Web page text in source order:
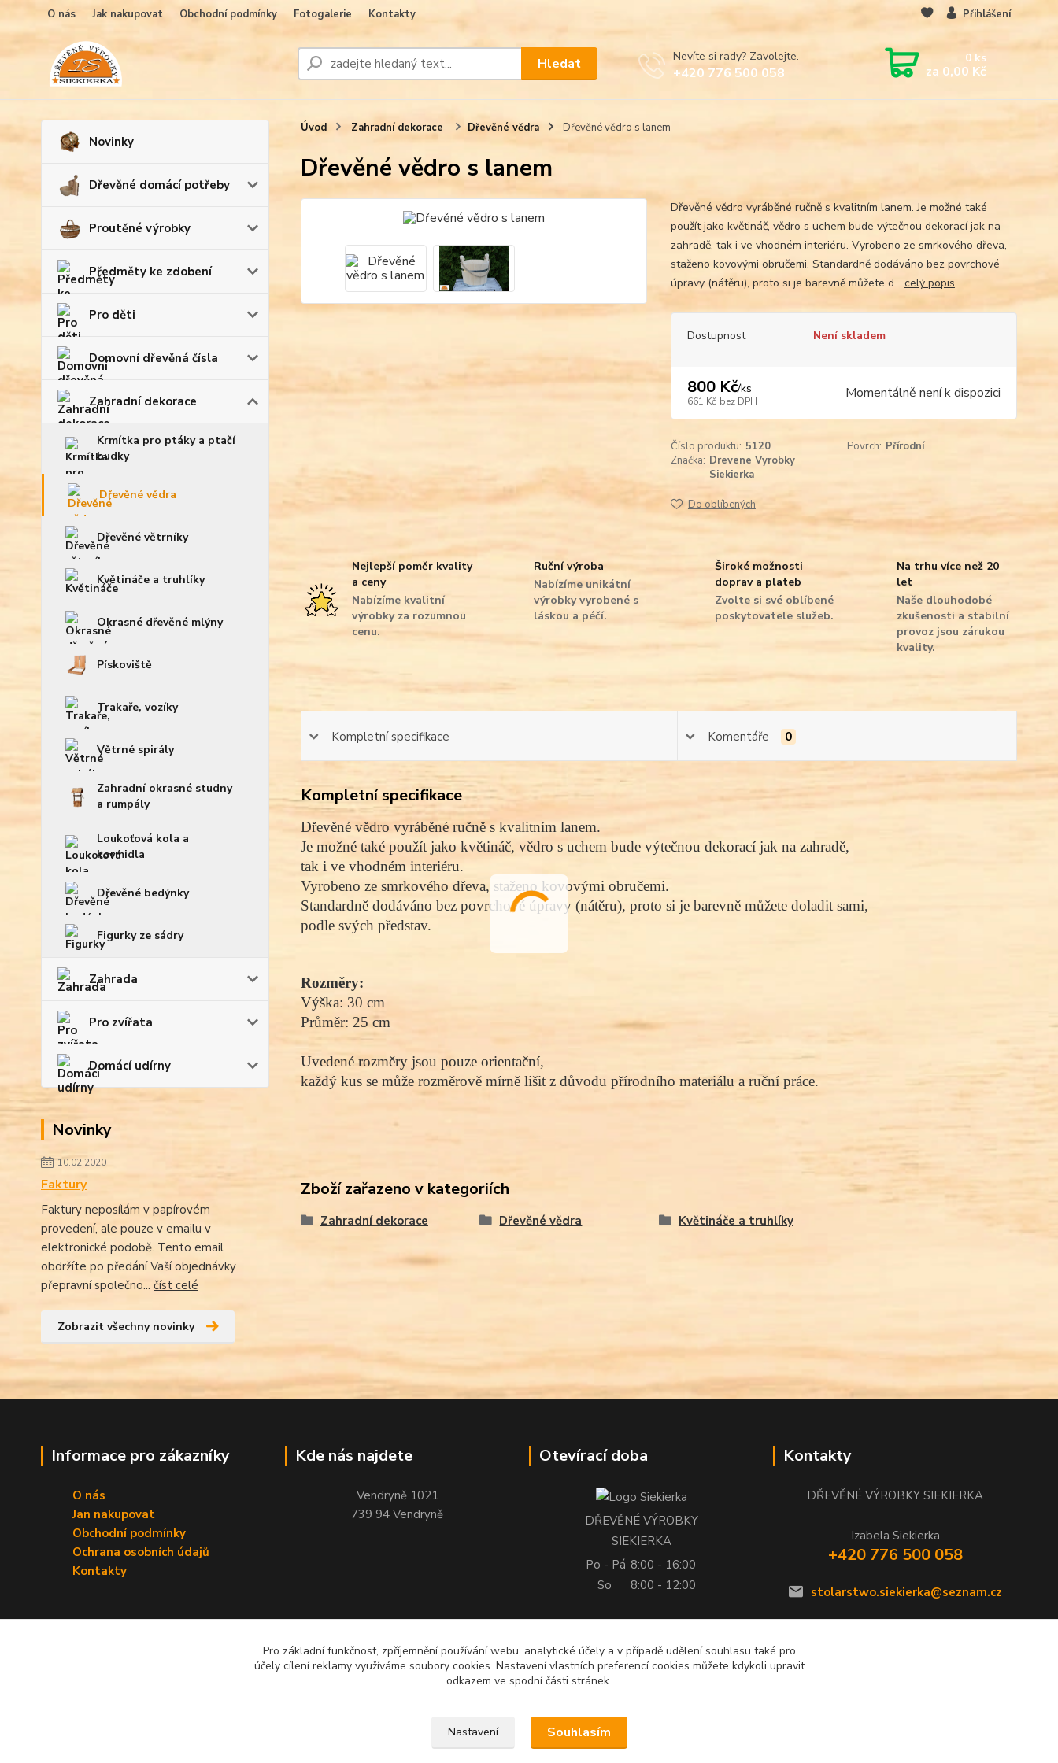
O nás Jak nakupovat Obchodní podmínky Fotogalerie Kontakty Přihlášení
Hledat Nevíte si rady? Zavolejte.
+420 776 500 058
0 ks
za 0,00 Kč
Novinky
Dřevěné domácí potřeby
Proutěné výrobky
Předměty ke zdobení
Pro děti
Domovní dřevěná čísla
Zahradní dekorace
Krmítka pro ptáky a ptačí
budky
Dřevěné vědra
Dřevěné větrníky
Květináče a truhlíky
Okrasné dřevěné mlýny
Pískoviště
Trakaře, vozíky
Větrné spirály
Zahradní okrasné studny
a rumpály
Loukoťová kola a
kormidla
Dřevěné bedýnky
Figurky ze sádry
Zahrada
Pro zvířata
Domácí udírny
Novinky
10.02.2020
Faktury
Faktury neposílám v papírovém
provedení, ale pouze v emailu v
elektronické podobě. Tento email
obdržíte po předání Vaší objednávky
přepravní společno... číst celé
Zobrazit všechny novinky
Úvod Zahradní dekorace Dřevěné vědra Dřevěné vědro s lanem
Dřevěné vědro s lanem
Dřevěné vědro vyráběné ručně s kvalitním lanem. Je možné také
použít jako květináč, vědro s uchem bude výtečnou dekorací jak na
zahradě, tak i ve vhodném interiéru. Vyrobeno ze smrkového dřeva,
staženo kovovými obručemi. Standardně dodáváno bez povrchové
úpravy (nátěru), proto si je barevně můžete d... celý popis
Dostupnost Není skladem
800 Kč/ks
661 Kč bez DPH Momentálně není k dispozici
Číslo produktu: 5120 Povrch: Přírodní
Značka: Drevene Vyrobky
Siekierka
Do oblíbených
Nejlepší poměr kvality
a ceny
Nabízíme kvalitní
výrobky za rozumnou
cenu.
Ruční výroba
Nabízíme unikátní
výrobky vyrobené s
láskou a péčí.
Široké možnosti
doprav a plateb
Zvolte si své oblíbené
poskytovatele služeb.
Na trhu více než 20
let
Naše dlouhodobé
zkušenosti a stabilní
provoz jsou zárukou
kvality.
Kompletní specifikace Komentáře 0
Kompletní specifikace
Dřevěné vědro vyráběné ručně s kvalitním lanem.
Je možné také použít jako květináč, vědro s uchem bude výtečnou dekorací jak na zahradě,
tak i ve vhodném interiéru.
Vyrobeno ze smrkového dřeva, staženo kovovými obručemi.
Standardně dodáváno bez povrchové úpravy (nátěru), proto si je barevně můžete doladit sami,
podle svých představ.
Rozměry:
Výška: 30 cm
Průměr: 25 cm
Uvedené rozměry jsou pouze orientační,
každý kus se může rozměrově mírně lišit z důvodu přírodního materiálu a ruční práce.
Zboží zařazeno v kategoriích
Zahradní dekorace Dřevěné vědra Květináče a truhlíky
Informace pro zákazníky
O nás
Jan nakupovat
Obchodní podmínky
Ochrana osobních údajů
Kontakty
Kde nás najdete
Vendryně 1021
739 94 Vendryně
Otevírací doba
DŘEVĚNÉ VÝROBKY
SIEKIERKA
Po - Pá 8:00 - 16:00
So
8:00 - 12:00
Kontakty
DŘEVĚNÉ VÝROBKY SIEKIERKA
Izabela Siekierka
+420 776 500 058
stolarstwo.siekierka@seznam.cz
Pro základní funkčnost, zpříjemnění používání webu, analytické účely a v případě udělení souhlasu také pro
účely cílení reklamy využíváme soubory cookies. Nastavení vlastních preferencí cookies můžete kdykoli upravit
odkazem ve spodní části stránek.
Nastavení Souhlasím